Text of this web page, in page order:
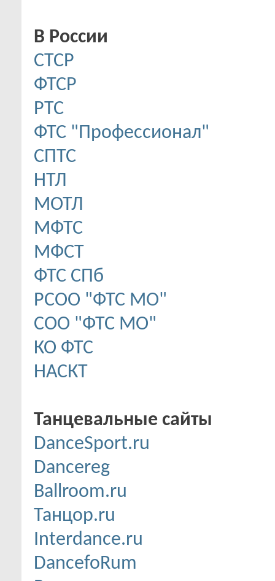
В России
CТСР
ФТСР
РТС
ФТС "Профессионал"
СПТС
НТЛ
МОТЛ
МФТС
МФСТ
ФТС СПб
РСОО "ФТС МО"
СОО "ФТС МО"
КО ФТС
НАСКТ
Танцевальные сайты
DanceSport.ru
Dancereg
Ballroom.ru
Танцор.ru
Interdance.ru
DancefoRum